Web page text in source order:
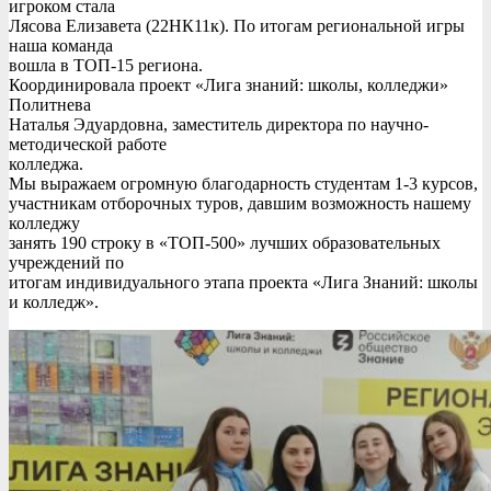
игроком стала
Лясова Елизавета (22НК11к). По итогам региональной игры
наша команда
вошла в ТОП-15 региона.
Координировала проект «Лига знаний: школы, колледжи»
Политнева
Наталья Эдуардовна, заместитель директора по научно-
методической работе
колледжа.
Мы выражаем огромную благодарность студентам 1-3 курсов,
участникам отборочных туров, давшим возможность нашему
колледжу
занять 190 строку в «ТОП-500» лучших образовательных
учреждений по
итогам индивидуального этапа проекта «Лига Знаний: школы
и колледж».